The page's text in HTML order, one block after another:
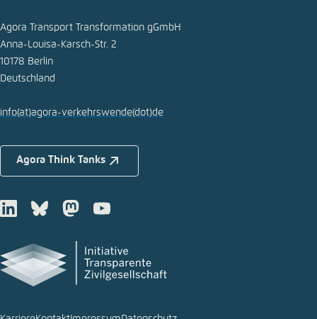
Agora Transport Transformation gGmbH
Anna-Louisa-Karsch-Str. 2
10178 Berlin
Deutschland
info(at)agora-verkehrswende(dot)de
Agora Think Tanks
LinkedInBlueskyMastodonYoutube